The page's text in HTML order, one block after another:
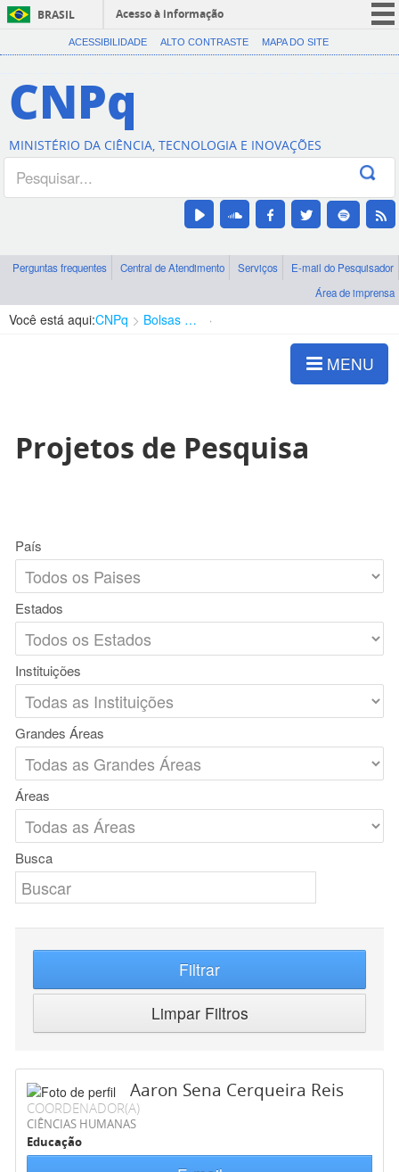
BRASIL
Acesso à informação
CORONAVÍRUS (COVID-19)
Canais
ACESSIBILIDADE ALTO CONTRASTE MAPA DO SITE
CNPq
MINISTÉRIO DA CIÊNCIA, TECNOLOGIA E INOVAÇÕES
Perguntas frequentes Central de Atendimento Serviços
E-mail do Pesquisador
Área de imprensa
Você está aqui:CNPq Bolsas e Auxílios Vigentes
MENU
Projetos de Pesquisa
País
Estados
Instituições
Grandes Áreas
Áreas
Busca
Filtrar
Limpar Filtros
Aaron Sena Cerqueira Reis
COORDENADOR(A)
CIÊNCIAS HUMANAS
Educação